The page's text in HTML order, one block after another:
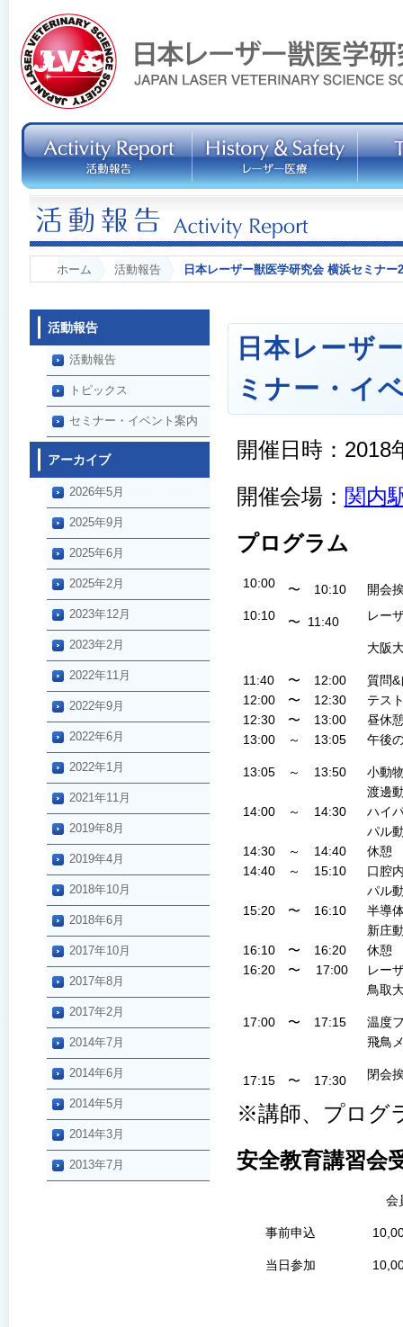
ホーム 活動報告 日本レーザー獣医学研究会 横浜セミナー
日本レーザ
ミナー・イ
開催日時：
開催会場： 関内
プログラム
10:00 〜 10:10
開会
10:10
〜 11:40 レー
大阪
11:40 〜 12:00
質問&
12:00
〜 12:30
テス
12:30
〜 13:00
昼休
13:00
～ 13:05 午後
13:05 ～ 13:50
小動
渡邊
14:00
～ 14:30
ハイ
パル
14:30
～ 14:40
休憩
14:40
～ 15:10
口腔
パル
15:20
〜 16:10
半導
新庄
16:10
〜 16:20
休憩
16:20
〜 17:00
レー
鳥取
17:00 〜 17:15
温度
飛鳥
17:15 〜 17:30 閉会
※講師、プログ
安全教育講習会
会
事前申込
当日参加
活動報告
活動報告
トピックス
セミナー・イベント案内
アーカイブ
2026年5月
2025年9月
2025年6月
2025年2月
2023年12月
2023年2月
2022年11月
2022年9月
2022年6月
2022年1月
2021年11月
2019年8月
2019年4月
2018年10月
2018年6月
2017年10月
2017年8月
2017年2月
2014年7月
2014年6月
2014年5月
2014年3月
2013年7月